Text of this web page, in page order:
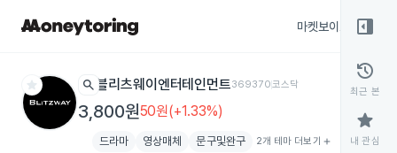
마켓보이스
star search 블리츠웨이엔터테인먼트369370코스닥
3,800원50원(+1.33%)
드라마 영상매체 문구및완구 2개 테마 더보기 add
right_panel_open
history
최근 본
star
내 관심